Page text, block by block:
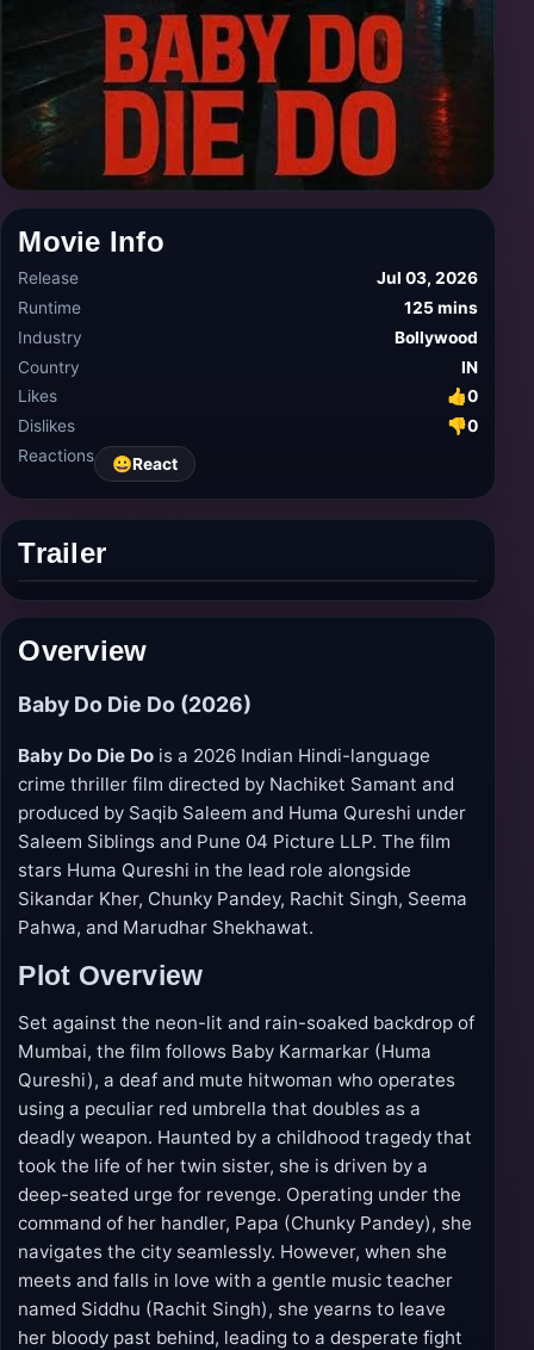
Movie Info
Release
Jul 03, 2026
Runtime
125 mins
Industry
Bollywood
Country
IN
Likes
👍0
Dislikes
👎0
Reactions
😀React
Trailer
Overview
Baby Do Die Do (2026)
Baby Do Die Do is a 2026 Indian Hindi-language
crime thriller film directed by Nachiket Samant and
produced by Saqib Saleem and Huma Qureshi under
Saleem Siblings and Pune 04 Picture LLP. The film
stars Huma Qureshi in the lead role alongside
Sikandar Kher, Chunky Pandey, Rachit Singh, Seema
Pahwa, and Marudhar Shekhawat.
Plot Overview
Set against the neon-lit and rain-soaked backdrop of
Mumbai, the film follows Baby Karmarkar (Huma
Qureshi), a deaf and mute hitwoman who operates
using a peculiar red umbrella that doubles as a
deadly weapon. Haunted by a childhood tragedy that
took the life of her twin sister, she is driven by a
deep-seated urge for revenge. Operating under the
command of her handler, Papa (Chunky Pandey), she
navigates the city seamlessly. However, when she
meets and falls in love with a gentle music teacher
named Siddhu (Rachit Singh), she yearns to leave
her bloody past behind, leading to a desperate fight